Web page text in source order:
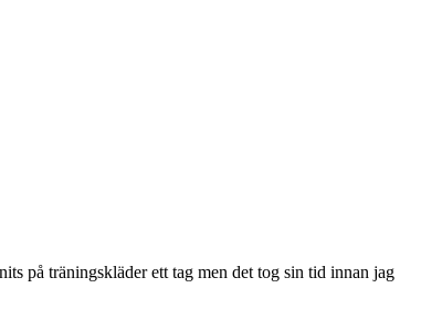
på träningskläder ett tag men det tog sin tid innan jag